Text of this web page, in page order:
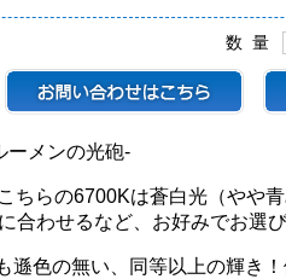
数 量
ーメンの光砲-
ちらの6700Kは蒼白光（やや
合わせるなど、お好みでお選び
遜色の無い、同等以上の輝き